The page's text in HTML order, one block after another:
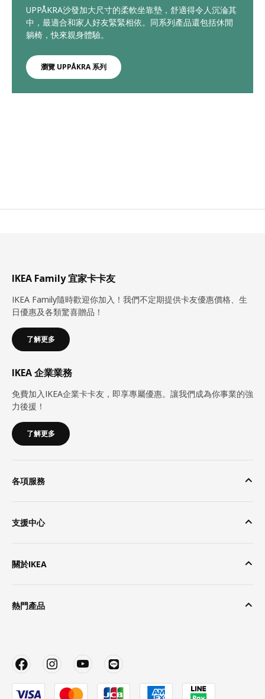
UPPÅKRA沙發加大尺寸的柔軟坐靠墊，舒適得令人沉淪其
中，最適合和家人好友緊緊相依。同系列產品還包括休閒
躺椅，快來親身體驗。
瀏覽 UPPÅKRA 系列
IKEA Family 宜家卡卡友
IKEA Family隨時歡迎你加入！我們不定期提供卡友優惠價格、生
日優惠及各類驚喜贈品！
了解更多
IKEA 企業業務
免費加入IKEA企業卡卡友，即享專屬優惠。讓我們成為你事業的強
力後援！
了解更多
各項服務
支援中心
關於IKEA
熱門產品